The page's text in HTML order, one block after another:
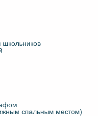
школьников
спальным местом)